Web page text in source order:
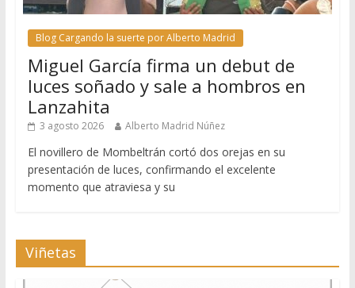
Blog Cargando la suerte por Alberto Madrid
Miguel García firma un debut de
luces soñado y sale a hombros en
Lanzahita
3 agosto 2026 Alberto Madrid Núñez
El novillero de Mombeltrán cortó dos orejas en su
presentación de luces, confirmando el excelente
momento que atraviesa y su
Viñetas